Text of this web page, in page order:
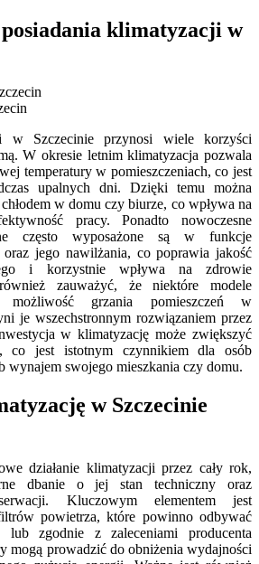
klimatyzacji w
w Szczecinie przynosi wiele korzyści
W okresie letnim klimatyzacja pozwala
temperatury w pomieszczeniach, co jest
upalnych dni. Dzięki temu można
w domu czy biurze, co wpływa na
pracy. Ponadto nowoczesne
często wyposażone są w funkcje
oraz jego nawilżania, co poprawia jakość
i korzystnie wpływa na zdrowie
zauważyć, że niektóre modele
możliwość grzania pomieszczeń w
je wszechstronnym rozwiązaniem przez
w klimatyzację może zwiększyć
co jest istotnym czynnikiem dla osób
wynajem swojego mieszkania czy domu.
w Szczecinie
działanie klimatyzacji przez cały rok,
dbanie o jej stan techniczny oraz
Kluczowym elementem jest
powietrza, które powinno odbywać
zgodnie z zaleceniami producenta
mogą prowadzić do obniżenia wydajności